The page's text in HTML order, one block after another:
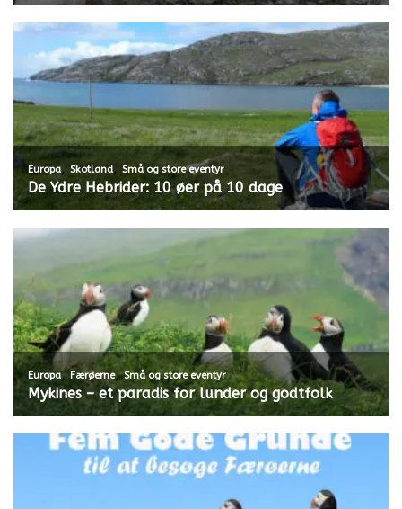
Europa, Skotland, Små og store eventyr
De Ydre Hebrider: 10 øer på 10 dage
Europa,Færøerne,Små og store eventyr
Mykines – et paradis for lunder og godtfolk